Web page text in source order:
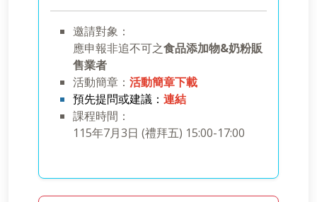
邀請對象：
應申報非追不可之食品添加物&奶粉販
售業者
活動簡章： 活動簡章下載
預先提問或建議： 連結
課程時間：
115年7月3日 (禮拜五) 15:00-17:00